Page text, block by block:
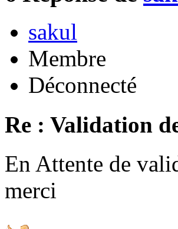
sakul
Membre
Déconnecté
Re : Validation
En Attente de
merci